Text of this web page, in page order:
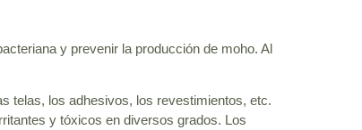
y prevenir la producción de moho. Al
telas, los adhesivos, los revestimientos, etc.
y tóxicos en diversos grados. Los